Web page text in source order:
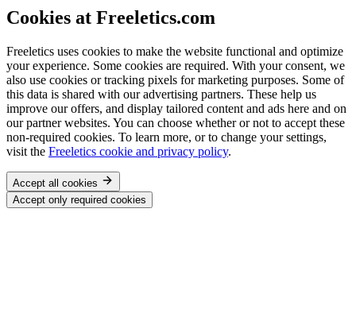
Cookies at Freeletics.com
Freeletics uses cookies to make the website functional and optimize
your experience. Some cookies are required. With your consent, we
also use cookies or tracking pixels for marketing purposes. Some of
this data is shared with our advertising partners. These help us
improve our offers, and display tailored content and ads here and on
our partner websites. You can choose whether or not to accept these
non-required cookies. To learn more, or to change your settings,
visit the Freeletics cookie and privacy policy.
Accept all cookies
Accept only required cookies